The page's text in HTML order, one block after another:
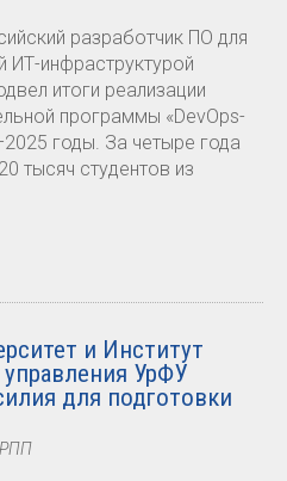
разработчик ПО для
ИТ-инфраструктурой
итоги реализации
программы «DevOps-
годы. За четыре года
тысяч студентов из
и Институт
УрФУ
для подготовки